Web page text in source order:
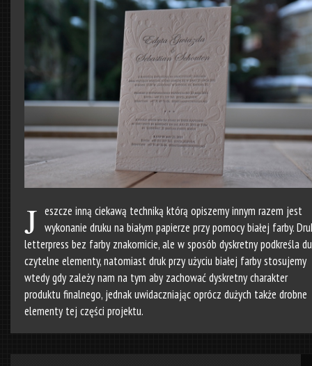
J eszcze inną ciekawą techniką którą opiszemy innym razem jest
wykonanie druku na białym papierze przy pomocy białej farby.
letterpress bez farby znakomicie, ale w sposób dyskretny podkreśla
czytelne elementy, natomiast druk przy użyciu białej farby stosujemy
wtedy gdy zależy nam na tym aby zachować dyskretny charakter
produktu finalnego, jednak uwidaczniając oprócz dużych także drobne
elementy tej części projektu.